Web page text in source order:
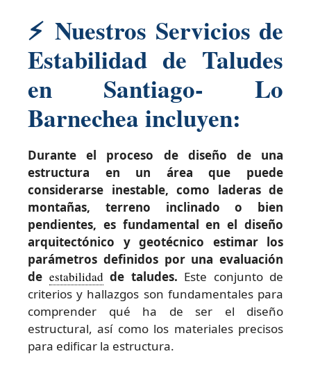
⚡ Nuestros Servicios de
Estabilidad de Taludes
en Santiago- Lo
Barnechea incluyen:
Durante el proceso de diseño de una
estructura en un área que puede
considerarse inestable, como laderas de
montañas, terreno inclinado o bien
pendientes, es fundamental en el diseño
arquitectónico y geotécnico estimar los
parámetros definidos por una evaluación
de estabilidad de taludes. Este conjunto de
criterios y hallazgos son fundamentales para
comprender qué ha de ser el diseño
estructural, así como los materiales precisos
para edificar la estructura.